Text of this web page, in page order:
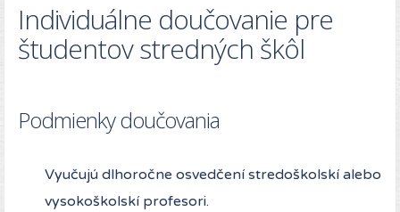
Individuálne doučovanie pre
študentov stredných škôl
Podmienky doučovania
Vyučujú dlhoročne osvedčení stredoškolskí alebo
vysokoškolskí profesori.